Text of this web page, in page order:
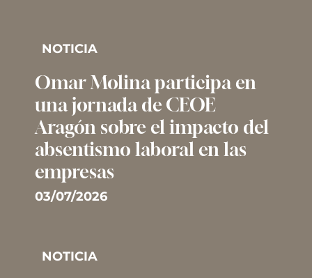
NOTICIA
Omar Molina participa en
una jornada de CEOE
Aragón sobre el impacto del
absentismo laboral en las
empresas
03/07/2026
NOTICIA